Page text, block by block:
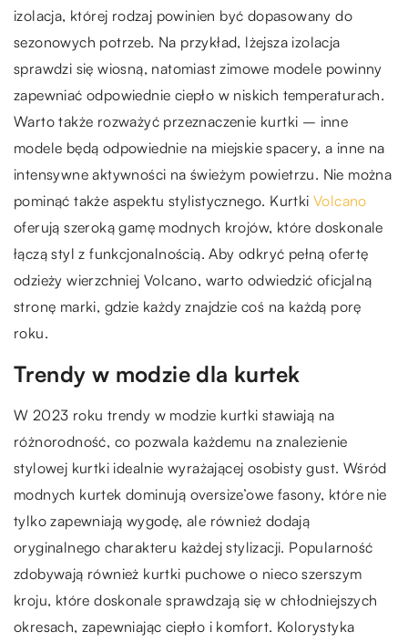
izolacja, której rodzaj powinien być dopasowany do
sezonowych potrzeb. Na przykład, lżejsza izolacja
sprawdzi się wiosną, natomiast zimowe modele powinny
zapewniać odpowiednie ciepło w niskich temperaturach.
Warto także rozważyć przeznaczenie kurtki – inne
modele będą odpowiednie na miejskie spacery, a inne na
intensywne aktywności na świeżym powietrzu. Nie można
pominąć także aspektu stylistycznego. Kurtki Volcano
oferują szeroką gamę modnych krojów, które doskonale
łączą styl z funkcjonalnością. Aby odkryć pełną ofertę
odzieży wierzchniej Volcano, warto odwiedzić oficjalną
stronę marki, gdzie każdy znajdzie coś na każdą porę
roku.
Trendy w modzie dla kurtek
W 2023 roku trendy w modzie kurtki stawiają na
różnorodność, co pozwala każdemu na znalezienie
stylowej kurtki idealnie wyrażającej osobisty gust. Wśród
modnych kurtek dominują oversize’owe fasony, które nie
tylko zapewniają wygodę, ale również dodają
oryginalnego charakteru każdej stylizacji. Popularność
zdobywają również kurtki puchowe o nieco szerszym
kroju, które doskonale sprawdzają się w chłodniejszych
okresach, zapewniając ciepło i komfort. Kolorystyka